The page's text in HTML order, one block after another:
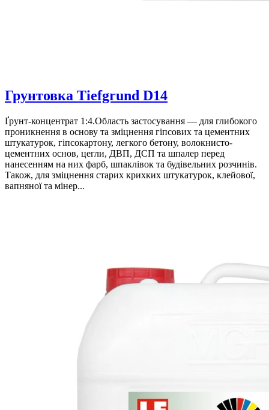
Грунтовка Tiefgrund D14
Ґрунт-концентрат 1:4.Область застосування — для глибокого
проникнення в основу та зміцнення гіпсових та цементних
штукатурок, гіпсокартону, легкого бетону, волокнисто-
цементних основ, цегли, ДВП, ДСП та шпалер перед
нанесенням на них фарб, шпаклівок та будівельних розчинів.
Також, для зміцнення старих крихких штукатурок, клейової,
вапняної та мінер...